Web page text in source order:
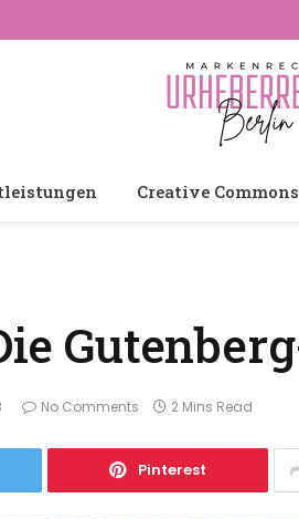
Creative Commons
No Comments 2 Mins Read
Pinterest